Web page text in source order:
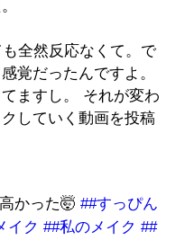
全然反応なくて。で
覚だったんですよ。
ますし。 それが変わ
していく動画を投稿
かった🤯 ##すっぴん
イク ##私のメイク ##